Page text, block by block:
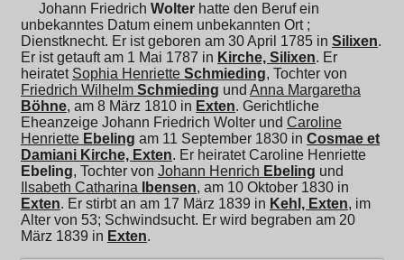
Johann Friedrich Wolter hatte den Beruf ein
unbekanntes Datum einem unbekannten Ort ;
Dienstknecht. Er ist geboren am 30 April 1785 in Silixen.
Er ist getauft am 1 Mai 1787 in Kirche, Silixen. Er
heiratet Sophia Henriette Schmieding, Tochter von
Friedrich Wilhelm Schmieding und Anna Margaretha
Böhne, am 8 März 1810 in Exten. Gerichtliche
Eheanzeige Johann Friedrich Wolter und Caroline
Henriette Ebeling am 11 September 1830 in Cosmae et
Damiani Kirche, Exten. Er heiratetCaroline Henriette
Ebeling, Tochter von Johann Henrich Ebeling und
Ilsabeth Catharina
Ibensen, am 10 Oktober 1830 in
Exten. Er stirbt an am 17 März 1839 in Kehl, Exten, im
Alter von 53; Schwindsucht. Er wird begraben am 20
März 1839 in Exten.